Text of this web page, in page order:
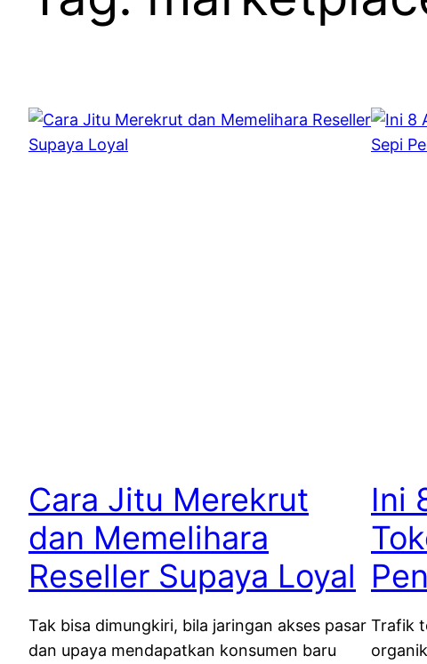
Cara Jitu Merekrut
dan Memelihara
Reseller Supaya Loyal
Tak bisa dimungkiri, bila jaringan akses pasar
dan upaya mendapatkan konsumen baru
Ini
Trafik